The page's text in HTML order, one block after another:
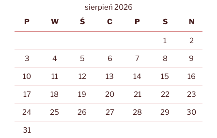
sierpień 2026
P
W Ś C P S N
1 2
3 4 5 6 7 8 9
10 11 12 13 14 15 16
17 18 19 20 21 22 23
24 25 26 27 28 29 30
31